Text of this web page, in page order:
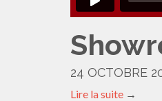
24 OCTOBRE
Lire la suite →